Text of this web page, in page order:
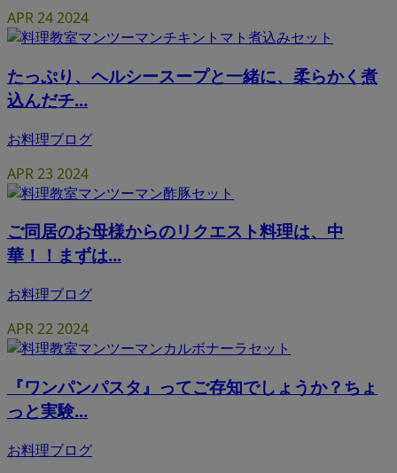
APR242024
たっぷり、ヘルシースープと一緒に、柔らかく煮
込んだチ...
お料理ブログ
APR232024
ご同居のお母様からのリクエスト料理は、中
華！！まずは...
お料理ブログ
APR222024
『ワンパンパスタ』ってご存知でしょうか？ちょ
っと実験...
お料理ブログ